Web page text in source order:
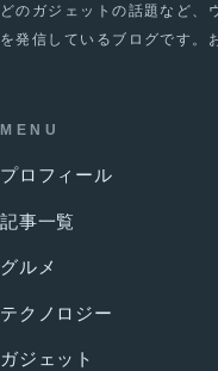
どのガジェットの話題など、
を発信しているブログです。
MENU
プロフィール
記事一覧
グルメ
テクノロジー
ガジェット